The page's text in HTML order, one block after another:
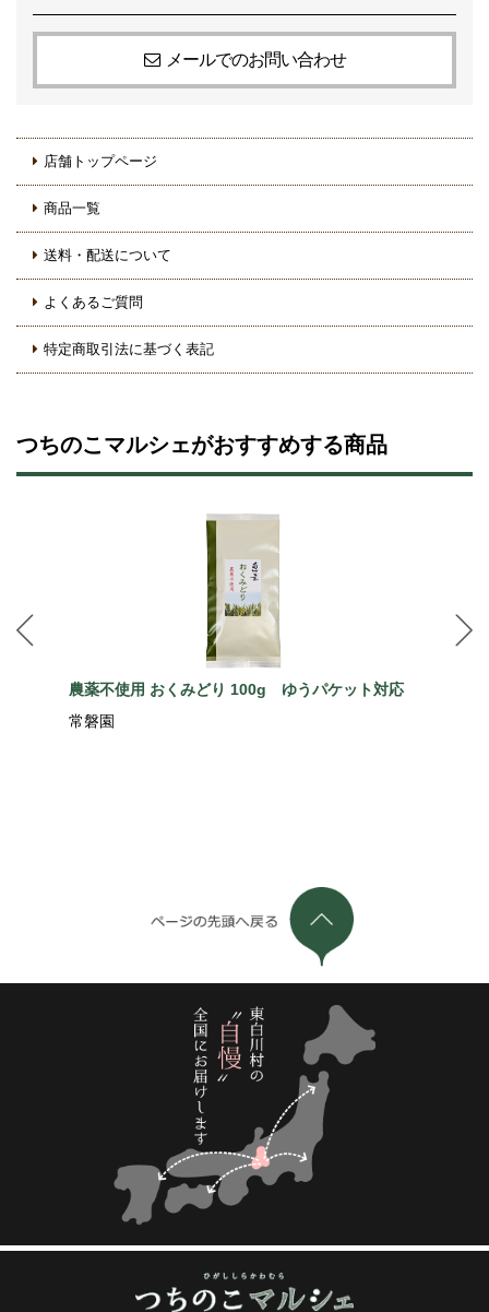
メールでのお問い合わせ
店舗トップページ
商品一覧
送料・配送について
よくあるご質問
特定商取引法に基づく表記
つちのこマルシェがおすすめする商品
農薬不使用 おくみどり 100g ゆうパケット対応
常磐園